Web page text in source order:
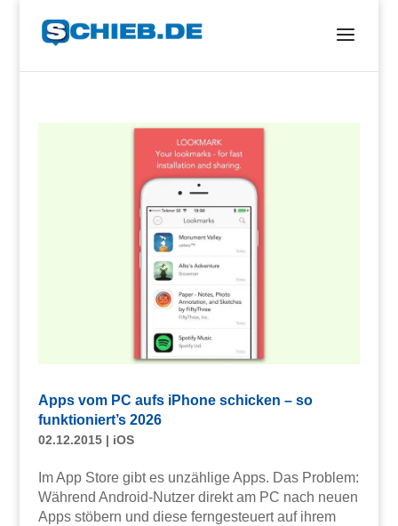
Apps vom PC aufs iPhone schicken – so
funktioniert’s 2026
02.12.2015| iOS
Im App Store gibt es unzählige Apps. Das Problem:
Während Android-Nutzer direkt am PC nach neuen
Apps stöbern und diese ferngesteuert auf ihrem